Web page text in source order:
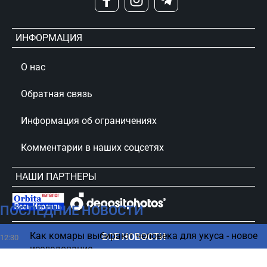
ПОСЛЕДНИЕ НОВОСТИ
12:30
Как комары выбирают человека для укуса - новое
исследование
ВСЕ НОВОСТИ
ИНФОРМАЦИЯ
О нас
Обратная связь
Информация об ограничениях
Комментарии в наших соцсетях
НАШИ ПАРТНЕРЫ
сursorinfo.co.il © Все права защищены